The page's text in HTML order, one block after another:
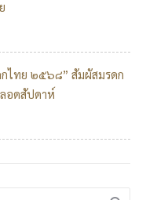
ไทย ๒๕๖๘” สัมผัสมรดก
อดสัปดาห์